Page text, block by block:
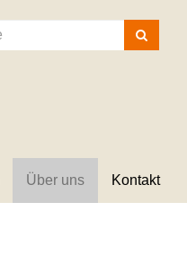
Kurse
suchen
Über uns Kontakt